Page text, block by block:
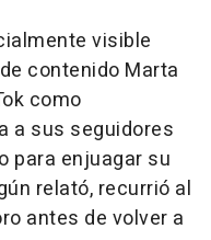
visible
contenido Marta
como
a sus seguidores
para enjuagar su
relató, recurrió al
antes de volver a